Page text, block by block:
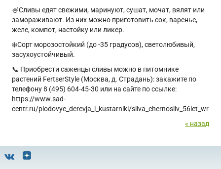
🍧Сливы едят свежими, маринуют, сушат, мочат, вялят или
замораживают. Из них можно приготовить сок, варенье,
желе, компот, настойку или ликер.
❄️Сорт морозостойкий (до -35 градусов), светолюбивый,
засухоустойчивый.
📞 Приобрести саженцы сливы можно в питомнике
растений FertserStyle (Москва, д. Страдань): закажите по
телефону 8 (495) 604-45-30 или на сайте по ссылке:
https://www.sad-
centr.ru/plodovye_derevja_i_kustarniki/sliva_chernosliv_56let_wrb/
« назад